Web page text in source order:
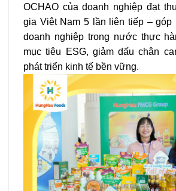
OCHAO của doanh nghiệp đạt
gia Việt Nam 5 lần liên tiếp – góp
doanh nghiệp trong nước thực
mục tiêu ESG, giảm dấu chân
phát triển kinh tế bền vững.